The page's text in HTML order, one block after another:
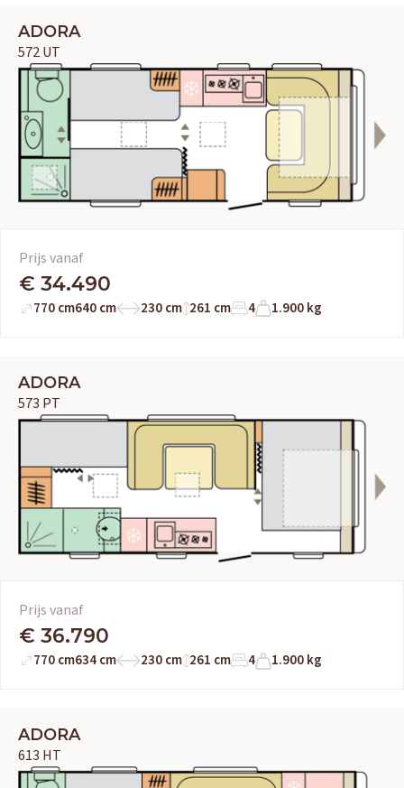
ADORA
572 UT
Prijs vanaf
€ 34.490
770 cm640 cm 230 cm 261 cm 4 1.900 kg
ADORA
573 PT
Prijs vanaf
€ 36.790
770 cm634 cm 230 cm 261 cm 4 1.900 kg
ADORA
613 HT